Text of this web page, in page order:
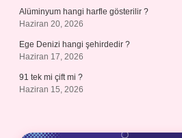
Alüminyum hangi harfle gösterilir ?
Haziran 20, 2026
Ege Denizi hangi şehirdedir ?
Haziran 17, 2026
91 tek mi çift mi ?
Haziran 15, 2026